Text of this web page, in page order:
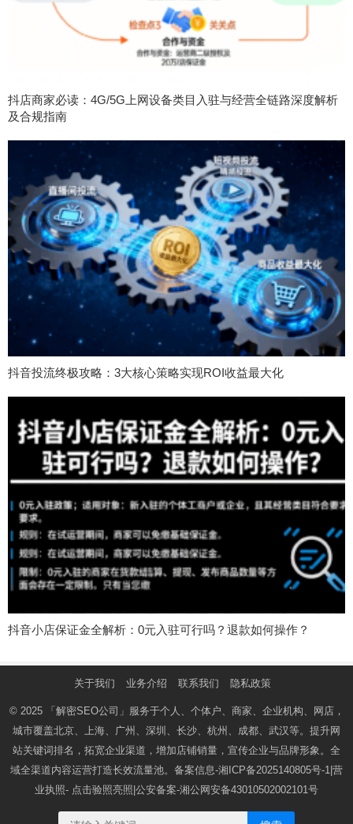
抖店商家必读：4G/5G上网设备类目入驻与经营全链路深度解析
及合规指南
抖音投流终极攻略：3大核心策略实现ROI收益最大化
抖音小店保证金全解析：0元入驻可行吗？退款如何操作？
关于我们 业务介绍 联系我们 隐私政策
© 2025 「解密SEO公司」 服务于个人、个体户、商家、企业机构、网店，
城市覆盖北京、上海、广州、深圳、长沙、杭州、成都、武汉等。提升网
站关键词排名，拓宽企业渠道，增加店铺销量，宣传企业与品牌形象。全
域全渠道内容运营打造长效流量池。备案信息-湘ICP备2025140805号-1 |营
业执照- 点击验照亮照 |公安备案-湘公网安备43010502002101号